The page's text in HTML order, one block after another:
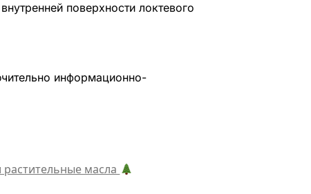
поверхности локтевого
информационно-
масла